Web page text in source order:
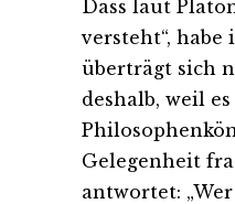
Dass laut
versteht“,
überträgt sich
deshalb, weil
Gelegenheit
antwortet: